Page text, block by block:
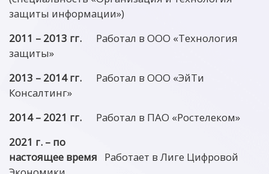
защиты информации»)
2011 – 2013 гг. Работал в ООО «Технология
защиты»
2013 – 2014 гг. Работал в ООО «ЭйТи
Консалтинг»
2014 – 2021 гг. Работал в ПАО «Ростелеком»
2021 г. – по
настоящее время Работает в Лиге Цифровой